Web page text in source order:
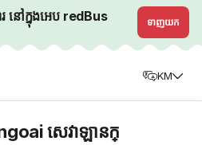
រ នៅក្នុងអេប redBus ទាញយក
KM
សេវាឡានក្